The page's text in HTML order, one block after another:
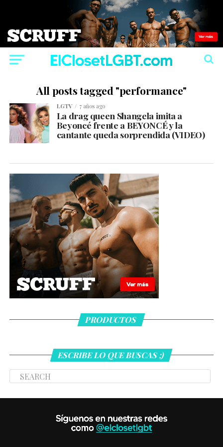
All posts tagged "performance"
LGTV 7 años ago
La drag queen Shangela imita a
Beyoncé frente a BEYONCÉ y la
cantante queda sorprendida (VIDEO)
PRODUCTOS
ESCRIBE LO QUE BUSCAS ;)